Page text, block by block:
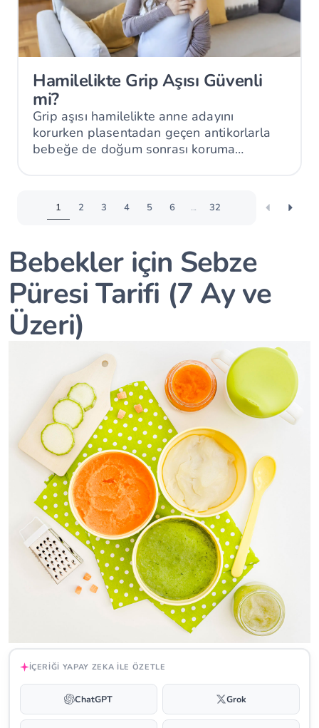
Hamilelikte Grip Aşısı Güvenli
mi?
Grip aşısı hamilelikte anne adayını
korurken plasentadan geçen antikorlarla
bebeğe de doğum sonrası koruma
1 2 3 4 5 6 ... 32
Bebekler için Sebze
Püresi Tarifi (7 Ay ve
Üzeri)
İÇERIĞI YAPAY ZEKA ILE ÖZETLE
ChatGPT Grok